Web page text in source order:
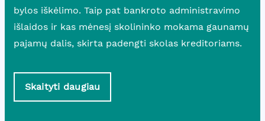
bylos iškėlimo. Taip pat bankroto administravimo
išlaidos ir kas mėnesį skolininko mokama gaunamų
pajamų dalis, skirta padengti skolas kreditoriams.
Skaityti daugiau